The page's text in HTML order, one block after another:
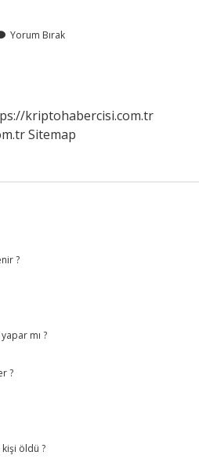
Yorum Bırak
kriptohabercisi.com.tr
Sitemap
?
mı ?
?
öldü ?